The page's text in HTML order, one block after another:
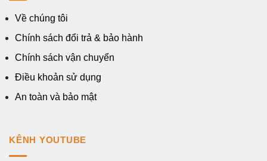
Về chúng tôi
Chính sách đổi trả & bảo hành
Chính sách vận chuyển
Điều khoản sử dụng
An toàn và bảo mật
KÊNH YOUTUBE